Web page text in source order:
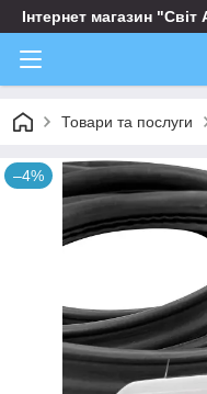
Інтернет магазин "Світ
Товари та послуги
–4%